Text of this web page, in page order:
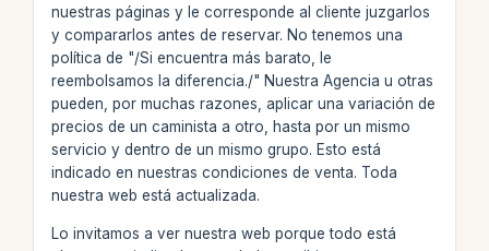
nuestras páginas y le corresponde al cliente juzgarlos
y compararlos antes de reservar. No tenemos una
política de "/Si encuentra más barato, le
reembolsamos la diferencia./" Nuestra Agencia u otras
pueden, por muchas razones, aplicar una variación de
precios de un caminista a otro, hasta por un mismo
servicio y dentro de un mismo grupo. Esto está
indicado en nuestras condiciones de venta. Toda
nuestra web está actualizada.
Lo invitamos a ver nuestra web porque todo está